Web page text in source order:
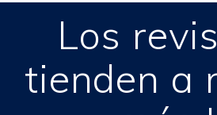
Los
tienden a